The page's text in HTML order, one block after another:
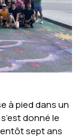
à pied dans un
donné le
sept ans